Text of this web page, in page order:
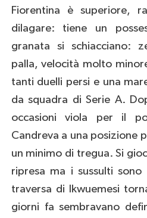
Fiorentina è superiore,
dilagare: tiene un
granata si schiacciano:
palla, velocità molto
tanti duelli persi e una
da squadra di Serie A.
occasioni viola per il
Candreva a una posizione
un minimo di tregua. Si
ripresa ma i sussulti
traversa di Ikwuemesi
giorni fa sembravano